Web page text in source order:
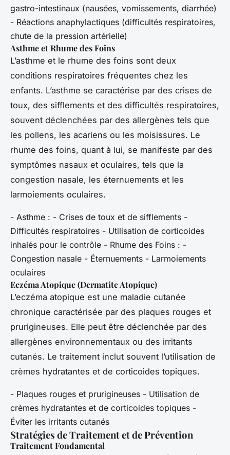
gastro-intestinaux (nausées, vomissements, diarrhée)
- Réactions anaphylactiques (difficultés respiratoires,
chute de la pression artérielle)
Asthme et Rhume des Foins
L’asthme et le rhume des foins sont deux
conditions respiratoires fréquentes chez les
enfants. L’asthme se caractérise par des crises de
toux, des sifflements et des difficultés respiratoires,
souvent déclenchées par des allergènes tels que
les pollens, les acariens ou les moisissures. Le
rhume des foins, quant à lui, se manifeste par des
symptômes nasaux et oculaires, tels que la
congestion nasale, les éternuements et les
larmoiements oculaires.
- Asthme : - Crises de toux et de sifflements -
Difficultés respiratoires - Utilisation de corticoides
inhalés pour le contrôle - Rhume des Foins : -
Congestion nasale - Éternuements - Larmoiements
oculaires
Eczéma Atopique (Dermatite Atopique)
L’eczéma atopique est une maladie cutanée
chronique caractérisée par des plaques rouges et
prurigineuses. Elle peut être déclenchée par des
allergènes environnementaux ou des irritants
cutanés. Le traitement inclut souvent l’utilisation de
crèmes hydratantes et de corticoides topiques.
- Plaques rouges et prurigineuses - Utilisation de
crèmes hydratantes et de corticoides topiques -
Éviter les irritants cutanés
Stratégies de Traitement et de Prévention
Traitement Fondamental